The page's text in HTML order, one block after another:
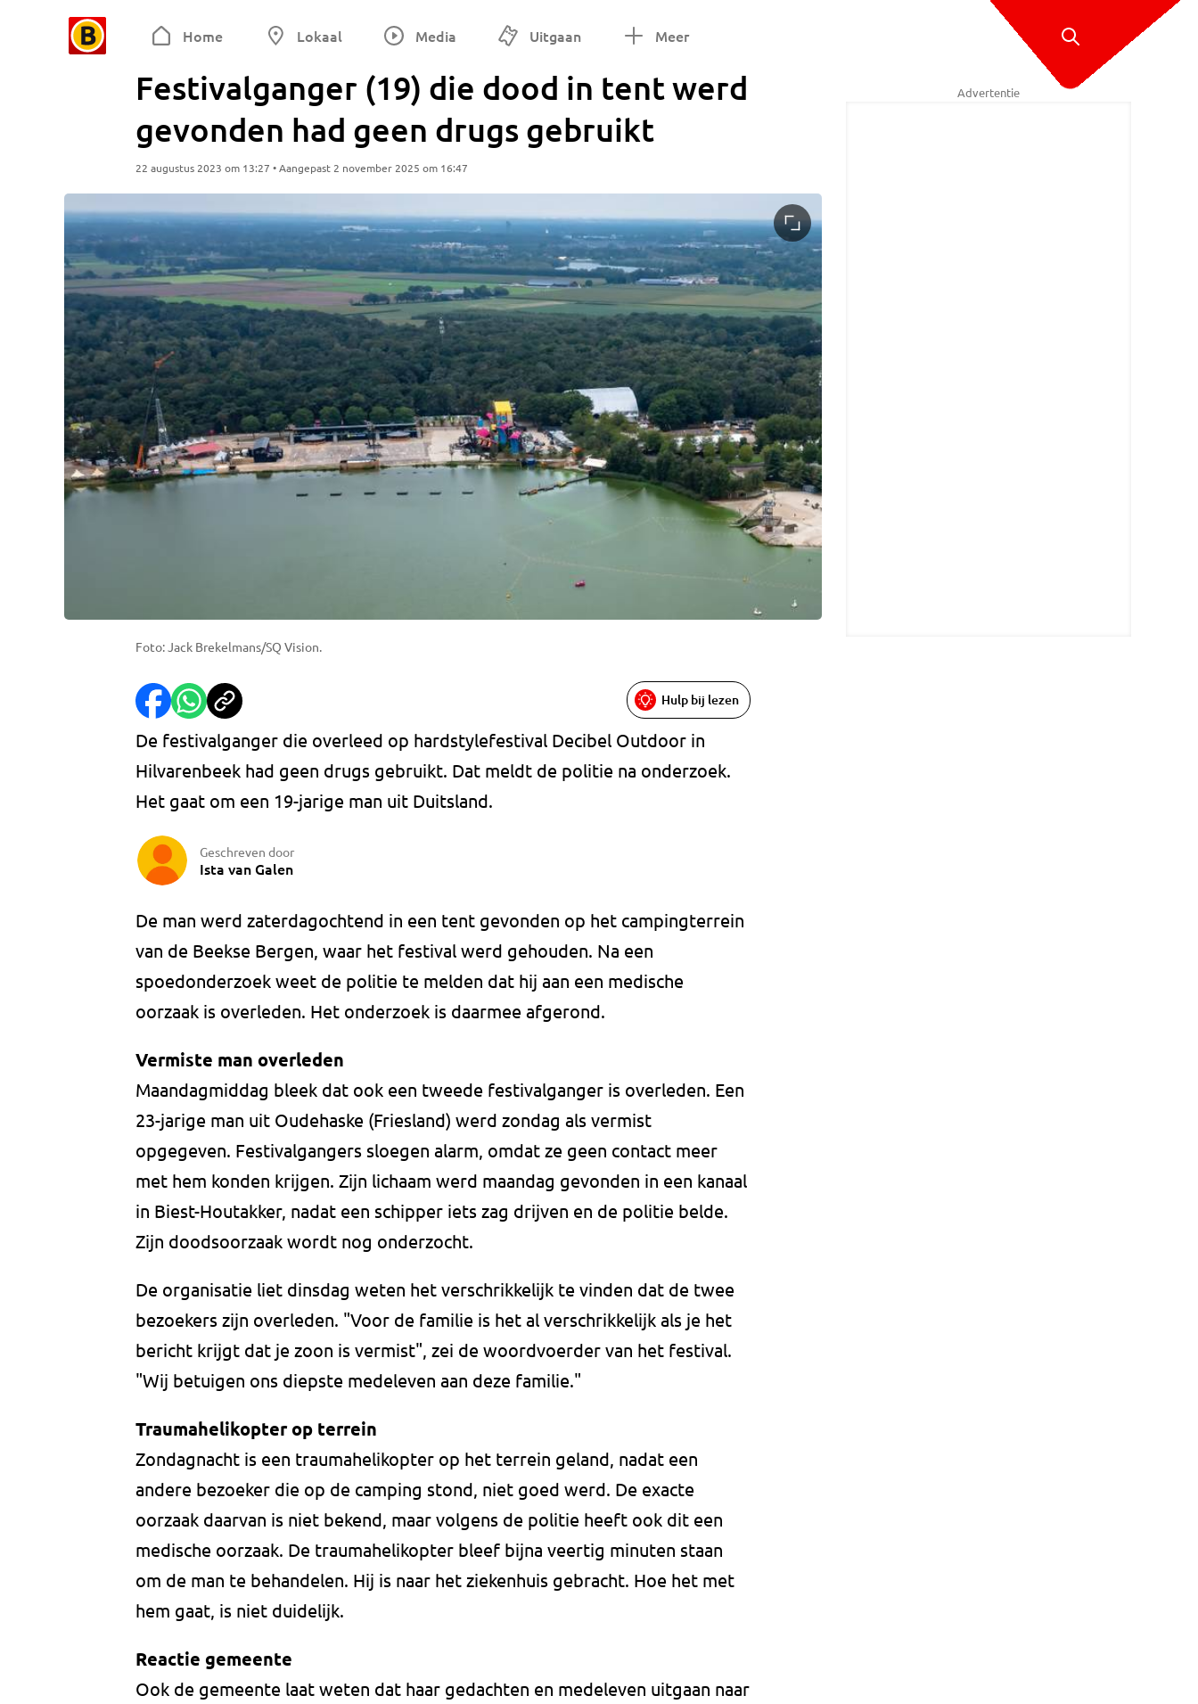
Home Lokaal Media Uitgaan Meer
Festivalganger (19) die dood in tent werd
gevonden had geen drugs gebruikt
22 augustus 2023 om 13:27 • Aangepast 2 november 2025 om 16:47
Foto: Jack Brekelmans/SQ Vision.
Hulp bij lezen
De festivalganger die overleed op hardstylefestival Decibel Outdoor in
Hilvarenbeek had geen drugs gebruikt. Dat meldt de politie na onderzoek.
Het gaat om een 19-jarige man uit Duitsland.
Geschreven door
Ista van Galen
De man werd zaterdagochtend in een tent gevonden op het campingterrein
van de Beekse Bergen, waar het festival werd gehouden. Na een
spoedonderzoek weet de politie te melden dat hij aan een medische
oorzaak is overleden. Het onderzoek is daarmee afgerond.
Vermiste man overleden
Maandagmiddag bleek dat ook een tweede festivalganger is overleden. Een
23-jarige man uit Oudehaske (Friesland) werd zondag als vermist
opgegeven. Festivalgangers sloegen alarm, omdat ze geen contact meer
met hem konden krijgen. Zijn lichaam werd maandag gevonden in een kanaal
in Biest-Houtakker, nadat een schipper iets zag drijven en de politie belde.
Zijn doodsoorzaak wordt nog onderzocht.
De organisatie liet dinsdag weten het verschrikkelijk te vinden dat de twee
bezoekers zijn overleden. "Voor de familie is het al verschrikkelijk als je het
bericht krijgt dat je zoon is vermist", zei de woordvoerder van het festival.
"Wij betuigen ons diepste medeleven aan deze familie."
Traumahelikopter op terrein
Zondagnacht is een traumahelikopter op het terrein geland, nadat een
andere bezoeker die op de camping stond, niet goed werd. De exacte
oorzaak daarvan is niet bekend, maar volgens de politie heeft ook dit een
medische oorzaak. De traumahelikopter bleef bijna veertig minuten staan
om de man te behandelen. Hij is naar het ziekenhuis gebracht. Hoe het met
hem gaat, is niet duidelijk.
Reactie gemeente
Ook de gemeente laat weten dat haar gedachten en medeleven uitgaan naar
Advertentie